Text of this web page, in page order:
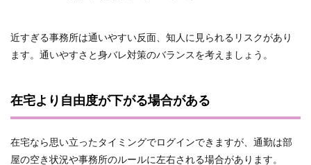
近すぎる事務所は通いやすい反面、知人に見られるリスクがあり
ます。通いやすさと身バレ対策のバランスを考えましょう。
在宅より自由度が下がる場合がある
在宅なら思い立ったタイミングでログインできますが、通勤は部
屋の空き状況や事務所のルールに左右される場合があります。